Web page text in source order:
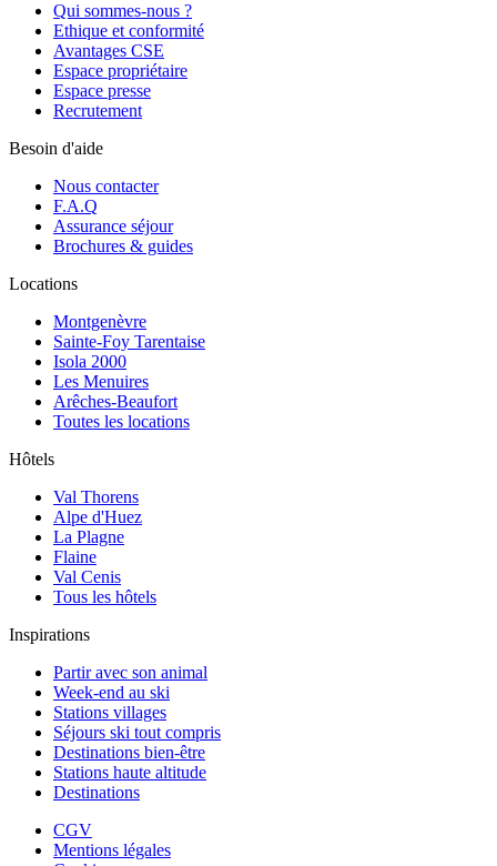
Qui sommes-nous ?
Ethique et conformité
Avantages CSE
Espace propriétaire
Espace presse
Recrutement
Besoin d'aide
Nous contacter
F.A.Q
Assurance séjour
Brochures & guides
Locations
Montgenèvre
Sainte-Foy Tarentaise
Isola 2000
Les Menuires
Arêches-Beaufort
Toutes les locations
Hôtels
Val Thorens
Alpe d'Huez
La Plagne
Flaine
Val Cenis
Tous les hôtels
Inspirations
Partir avec son animal
Week-end au ski
Stations villages
Séjours ski tout compris
Destinations bien-être
Stations haute altitude
Destinations
CGV
Mentions légales